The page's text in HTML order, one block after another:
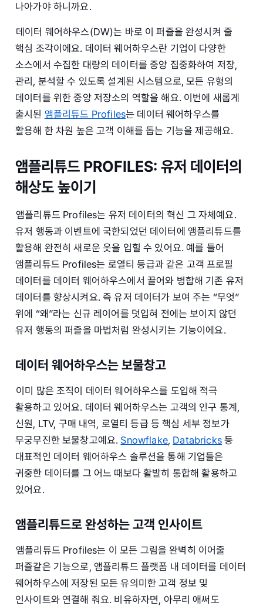
나아가야 하니까요.
데이터 웨어하우스(DW)는 바로 이 퍼즐을 완성시켜 줄
핵심 조각이에요. 데이터 웨어하우스란 기업이 다양한
소스에서 수집한 대량의 데이터를 중앙 집중화하여 저장,
관리, 분석할 수 있도록 설계된 시스템으로, 모든 유형의
데이터를 위한 중앙 저장소의 역할을 해요. 이번에 새롭게
출시된 앰플리튜드 Profiles는 데이터 웨어하우스를
활용해 한 차원 높은 고객 이해를 돕는 기능을 제공해요.
앰플리튜드 PROFILES: 유저 데이터의
해상도 높이기
앰플리튜드 Profiles는 유저 데이터의 혁신 그 자체예요.
유저 행동과 이벤트에 국한되었던 데이터에 앰플리튜드를
활용해 완전히 새로운 옷을 입힐 수 있어요. 예를 들어
앰플리튜드 Profiles는 로열티 등급과 같은 고객 프로필
데이터를 데이터 웨어하우스에서 끌어와 병합해 기존 유저
데이터를 향상시켜요. 즉 유저 데이터가 보여 주는 “무엇”
위에 “왜”라는 신규 레이어를 덧입혀 전에는 보이지 않던
유저 행동의 퍼즐을 마법처럼 완성시키는 기능이에요.
데이터 웨어하우스는 보물창고
이미 많은 조직이 데이터 웨어하우스를 도입해 적극
활용하고 있어요. 데이터 웨어하우스는 고객의 인구 통계,
신원, LTV, 구매 내역, 로열티 등급 등 핵심 세부 정보가
무궁무진한 보물창고예요. Snowflake, Databricks등
대표적인 데이터 웨어하우스 솔루션을 통해 기업들은
귀중한 데이터를 그 어느 때보다 활발히 통합해 활용하고
있어요.
앰플리튜드로 완성하는 고객 인사이트
앰플리튜드 Profiles는 이 모든 그림을 완벽히 이어줄
퍼즐같은 기능으로, 앰플리튜드 플랫폼 내 데이터를 데이터
웨어하우스에 저장된 모든 유의미한 고객 정보 및
인사이트와 연결해 줘요. 비유하자면, 아무리 애써도